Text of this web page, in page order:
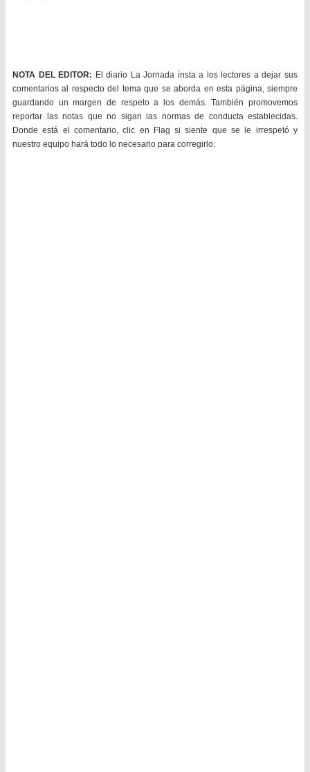
NOTA DEL EDITOR: El diario La Jornada insta a los lectores a dejar sus
comentarios al respecto del tema que se aborda en esta página, siempre
guardando un margen de respeto a los demás. También promovemos
reportar las notas que no sigan las normas de conducta establecidas.
Donde está el comentario, clic en Flag si siente que se le irrespetó y
nuestro equipo hará todo lo necesario para corregirlo.